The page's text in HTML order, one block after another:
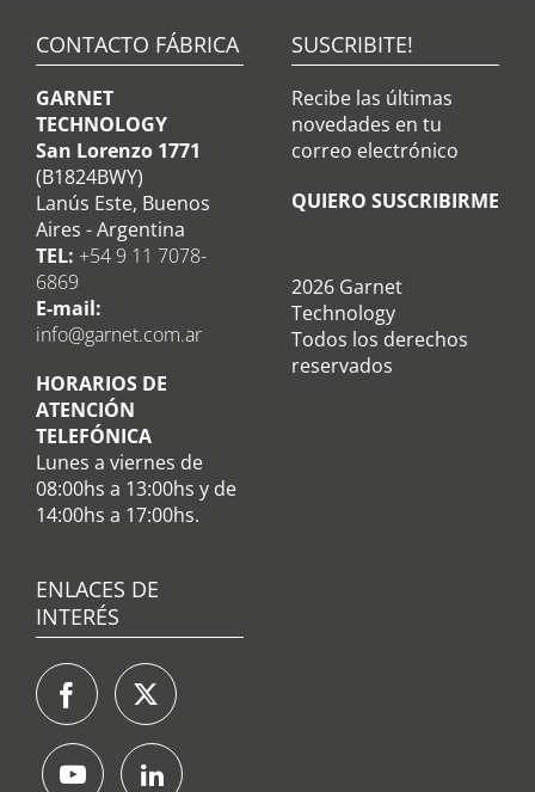
CONTACTO FÁBRICA
GARNET
TECHNOLOGY
San Lorenzo 1771
(B1824BWY)
Lanús Este, Buenos
Aires - Argentina
TEL: +54 9 11 7078-
6869
E-mail:
info@garnet.com.ar
HORARIOS DE
ATENCIÓN
TELEFÓNICA
Lunes a viernes de
08:00hs a 13:00hs y de
14:00hs a 17:00hs.
SUSCRIBITE!
Recibe las últimas
novedades en tu
correo electrónico
QUIERO SUSCRIBIRME
2026 Garnet
Technology
Todos los derechos
reservados
ENLACES DE
INTERÉS